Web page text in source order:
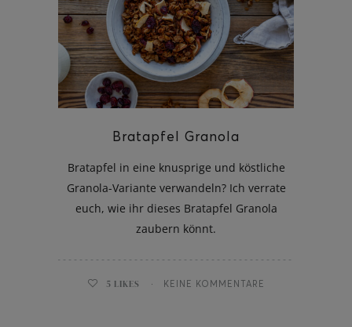
Bratapfel Granola
Bratapfel in eine knusprige und köstliche
Granola-Variante verwandeln? Ich verrate
euch, wie ihr dieses Bratapfel Granola
zaubern könnt.
5 LIKES KEINE KOMMENTARE